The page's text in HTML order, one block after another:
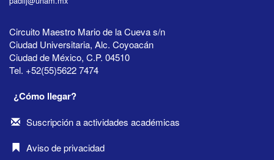
Circuito Maestro Mario de la Cueva s/n
Ciudad Universitaria, Alc. Coyoacán
Ciudad de México, C.P. 04510
Tel. +52(55)5622 7474
¿Cómo llegar?
Suscripción a actividades académicas
Aviso de privacidad